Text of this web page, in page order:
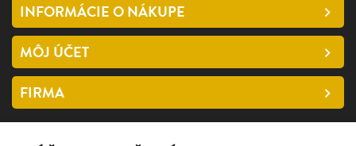
INFORMÁCIE O NÁKUPE
MÔJ ÚČET
FIRMA